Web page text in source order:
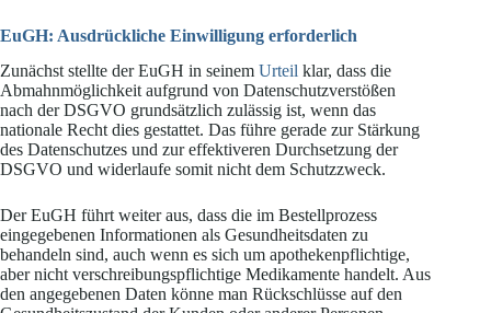
EuGH: Ausdrückliche Einwilligung erforderlich
Zunächst stellte der EuGH in seinem Urteil klar, dass die
Abmahnmöglichkeit aufgrund von Datenschutzverstößen
nach der DSGVO grundsätzlich zulässig ist, wenn das
nationale Recht dies gestattet. Das führe gerade zur Stärkung
des Datenschutzes und zur effektiveren Durchsetzung der
DSGVO und widerlaufe somit nicht dem Schutzzweck.
Der EuGH führt weiter aus, dass die im Bestellprozess
eingegebenen Informationen als Gesundheitsdaten zu
behandeln sind, auch wenn es sich um apothekenpflichtige,
aber nicht verschreibungspflichtige Medikamente handelt. Aus
den angegebenen Daten könne man Rückschlüsse auf den